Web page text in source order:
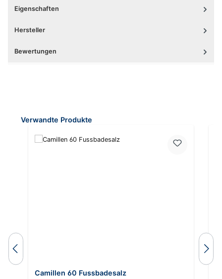
Eigenschaften
Hersteller
Bewertungen
Produktgalerie überspringen
Verwandte Produkte
Camillen 60 Fussbadesalz